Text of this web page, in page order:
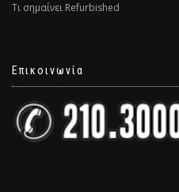
Τι σημαίνει Refurbished
Επικοινωνία